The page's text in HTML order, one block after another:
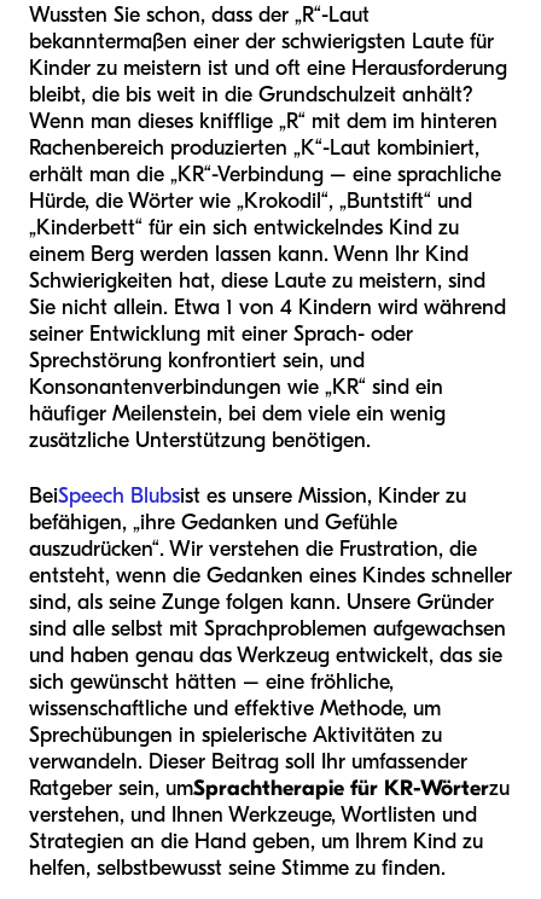
Wussten Sie schon, dass der „R“-Laut
bekanntermaßen einer der schwierigsten Laute für
Kinder zu meistern ist und oft eine Herausforderung
bleibt, die bis weit in die Grundschulzeit anhält?
Wenn man dieses knifflige „R“ mit dem im hinteren
Rachenbereich produzierten „K“-Laut kombiniert,
erhält man die „KR“-Verbindung – eine sprachliche
Hürde, die Wörter wie „Krokodil“, „Buntstift“ und
„Kinderbett“ für ein sich entwickelndes Kind zu
einem Berg werden lassen kann. Wenn Ihr Kind
Schwierigkeiten hat, diese Laute zu meistern, sind
Sie nicht allein. Etwa 1 von 4 Kindern wird während
seiner Entwicklung mit einer Sprach- oder
Sprechstörung konfrontiert sein, und
Konsonantenverbindungen wie „KR“ sind ein
häufiger Meilenstein, bei dem viele ein wenig
zusätzliche Unterstützung benötigen.
BeiSpeech Blubsist es unsere Mission, Kinder zu
befähigen, „ihre Gedanken und Gefühle
auszudrücken“. Wir verstehen die Frustration, die
entsteht, wenn die Gedanken eines Kindes schneller
sind, als seine Zunge folgen kann. Unsere Gründer
sind alle selbst mit Sprachproblemen aufgewachsen
und haben genau das Werkzeug entwickelt, das sie
sich gewünscht hätten – eine fröhliche,
wissenschaftliche und effektive Methode, um
Sprechübungen in spielerische Aktivitäten zu
verwandeln. Dieser Beitrag soll Ihr umfassender
Ratgeber sein, umSprachtherapie für KR-Wörterzu
verstehen, und Ihnen Werkzeuge, Wortlisten und
Strategien an die Hand geben, um Ihrem Kind zu
helfen, selbstbewusst seine Stimme zu finden.